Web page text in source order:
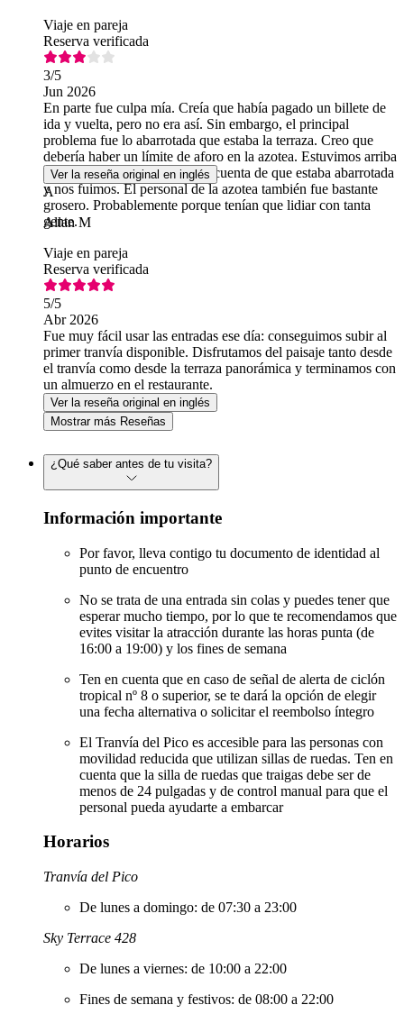
Viaje en pareja
Reserva verificada
3/5
Jun 2026
En parte fue culpa mía. Creía que había pagado un billete de
ida y vuelta, pero no era así. Sin embargo, el principal
problema fue lo abarrotada que estaba la terraza. Creo que
debería haber un límite de aforo en la azotea. Estuvimos arriba
unos 30 segundos, nos dimos cuenta de que estaba abarrotada
y nos fuimos. El personal de la azotea también fue bastante
grosero. Probablemente porque tenían que lidiar con tanta
gente.
Ver la reseña original en inglés
A
Allan M
Viaje en pareja
Reserva verificada
5/5
Abr 2026
Fue muy fácil usar las entradas ese día: conseguimos subir al
primer tranvía disponible. Disfrutamos del paisaje tanto desde
el tranvía como desde la terraza panorámica y terminamos con
un almuerzo en el restaurante.
Ver la reseña original en inglés
Mostrar más Reseñas
¿Qué saber antes de tu visita?
Información importante
Por favor, lleva contigo tu documento de identidad al
punto de encuentro
No se trata de una entrada sin colas y puedes tener que
esperar mucho tiempo, por lo que te recomendamos que
evites visitar la atracción durante las horas punta (de
16:00 a 19:00) y los fines de semana
Ten en cuenta que en caso de señal de alerta de ciclón
tropical nº 8 o superior, se te dará la opción de elegir
una fecha alternativa o solicitar el reembolso íntegro
El Tranvía del Pico es accesible para las personas con
movilidad reducida que utilizan sillas de ruedas. Ten en
cuenta que la silla de ruedas que traigas debe ser de
menos de 24 pulgadas y de control manual para que el
personal pueda ayudarte a embarcar
Horarios
Tranvía del Pico
De lunes a domingo: de 07:30 a 23:00
Sky Terrace 428
De lunes a viernes: de 10:00 a 22:00
Fines de semana y festivos: de 08:00 a 22:00